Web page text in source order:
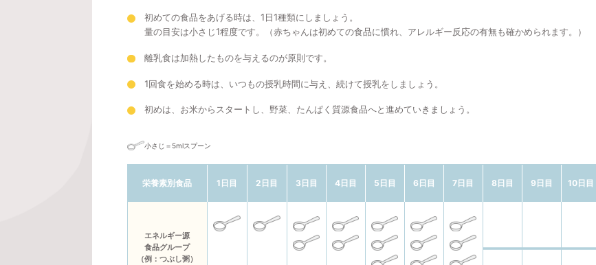
初めての食品をあげる時は、1日1種類にしましょう。
量の目安は小さじ1程度です。（赤ちゃんは初めての食品に慣れ、アレルギー反応の有無も確かめられます。）
離乳食は加熱したものを与えるのが原則です。
1回食を始める時は、いつもの授乳時間に与え、続けて授乳をしましょう。
初めは、お米からスタートし、野菜、たんぱく質源食品へと進めていきましょう。
小さじ＝5mlスプーン
栄養素別食品 1日目 2日目 3日目 4日目 5日目 6日目 7日目 8日目 9日目 10日目
エネルギー源
食品グループ
（例：つぶし粥）